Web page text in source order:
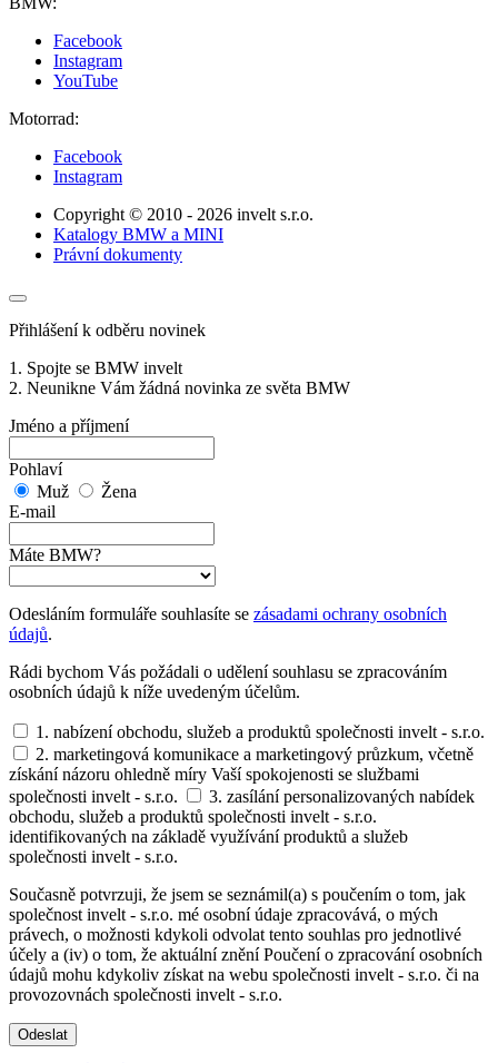
Facebook
Instagram
YouTube
Motorrad:
Facebook
Instagram
Copyright © 2010 - 2026 invelt s.r.o.
Katalogy BMW a MINI
Právní dokumenty
Přihlášení k odběru novinek
1. Spojte se BMW invelt
2. Neunikne Vám žádná novinka ze světa BMW
Jméno a příjmení
Pohlaví
Muž
Žena
E-mail
Máte BMW?
Odesláním formuláře souhlasíte se zásadami ochrany osobních
údajů.
Rádi bychom Vás požádali o udělení souhlasu se zpracováním
osobních údajů k níže uvedeným účelům.
1. nabízení obchodu, služeb a produktů společnosti invelt - s.r.o.
2. marketingová komunikace a marketingový průzkum, včetně
získání názoru ohledně míry Vaší spokojenosti se službami
společnosti invelt - s.r.o.
3. zasílání personalizovaných nabídek
obchodu, služeb a produktů společnosti invelt - s.r.o.
identifikovaných na základě využívání produktů a služeb
společnosti invelt - s.r.o.
Současně potvrzuji, že jsem se seznámil(a) s poučením o tom, jak
společnost invelt - s.r.o. mé osobní údaje zpracovává, o mých
právech, o možnosti kdykoli odvolat tento souhlas pro jednotlivé
účely a (iv) o tom, že aktuální znění Poučení o zpracování osobních
údajů mohu kdykoliv získat na webu společnosti invelt - s.r.o. či na
provozovnách společnosti invelt - s.r.o.
Odeslat